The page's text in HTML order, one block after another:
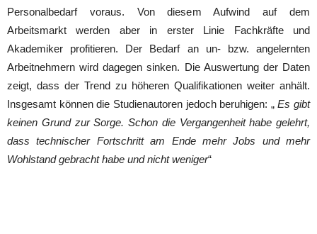
Personalbedarf voraus. Von diesem Aufwind auf dem
Arbeitsmarkt werden aber in erster Linie Fachkräfte und
Akademiker profitieren. Der Bedarf an un- bzw. angelernten
Arbeitnehmern wird dagegen sinken. Die Auswertung der Daten
zeigt, dass der Trend zu höheren Qualifikationen weiter anhält.
Insgesamt können die Studienautoren jedoch beruhigen: „Es gibt
keinen Grund zur Sorge. Schon die Vergangenheit habe gelehrt,
dass technischer Fortschritt am Ende mehr Jobs und mehr
Wohlstand gebracht habe und nicht weniger“